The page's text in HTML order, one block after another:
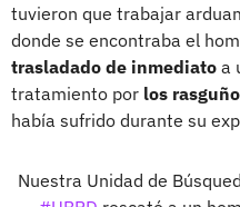
tuvieron que trabajar
donde se encontraba el
trasladado de inmediato a
tratamiento por los
había sufrido durante su
Nuestra Unidad de